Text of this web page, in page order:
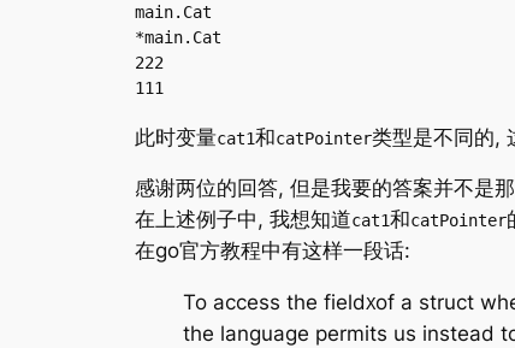
main.Cat
*main.Cat
222
111
此时变量cat1和catPointer类型是不同的,
感谢两位的回答, 但是我要的答案并不是
在上述例子中, 我想知道cat1和catPointer
在go官方教程中有这样一段话:
To access the fieldXof a struct
the language permits us instead